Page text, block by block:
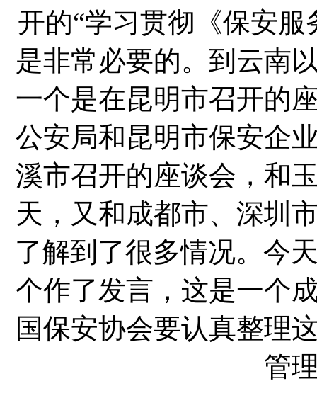
开的“学习贯彻《保安
是非常必要的。到云南
一个是在昆明市召开的
公安局和昆明市保安企
溪市召开的座谈会，和
天，又和成都市、深圳
了解到了很多情况。今
个作了发言，这是一个
国保安协会要认真整理
管